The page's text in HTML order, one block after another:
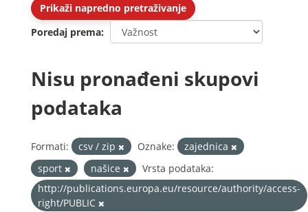
Prikaži napredno pretraživanje
Poredaj prema
Nisu pronađeni skupovi
podataka
Formati: csv / zip Oznake:
zajednica
sport
našice
Vrsta podataka:
http://publications.europa.eu/resource/authority/access-
right/PUBLIC